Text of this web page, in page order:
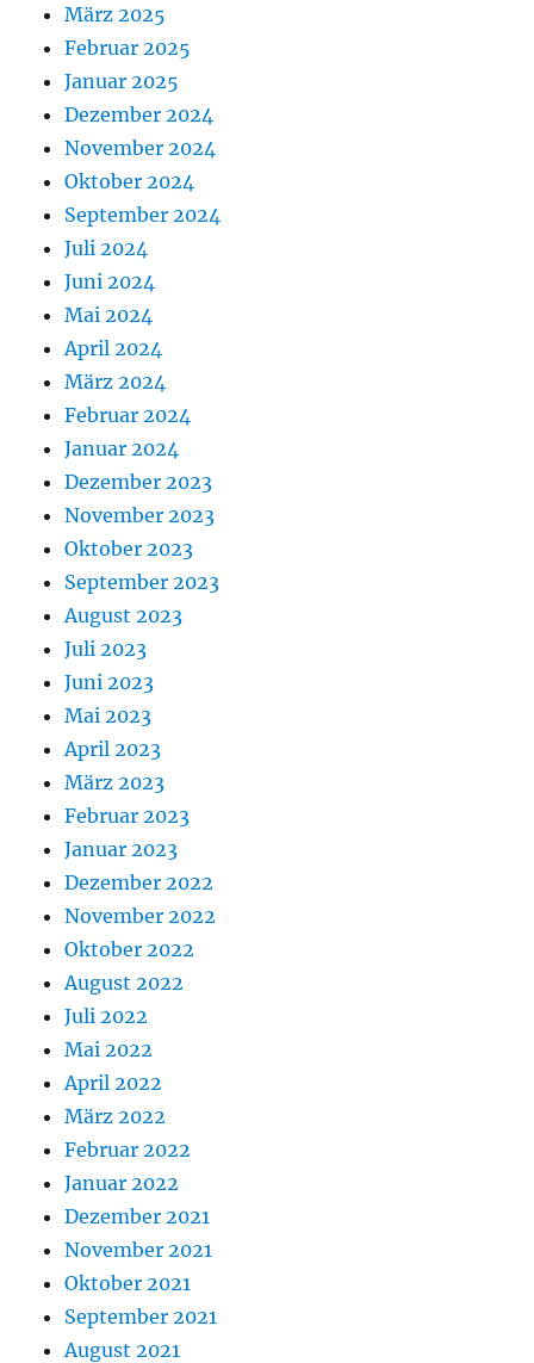
März 2025
Februar 2025
Januar 2025
Dezember 2024
November 2024
Oktober 2024
September 2024
Juli 2024
Juni 2024
Mai 2024
April 2024
März 2024
Februar 2024
Januar 2024
Dezember 2023
November 2023
Oktober 2023
September 2023
August 2023
Juli 2023
Juni 2023
Mai 2023
April 2023
März 2023
Februar 2023
Januar 2023
Dezember 2022
November 2022
Oktober 2022
August 2022
Juli 2022
Mai 2022
April 2022
März 2022
Februar 2022
Januar 2022
Dezember 2021
November 2021
Oktober 2021
September 2021
August 2021